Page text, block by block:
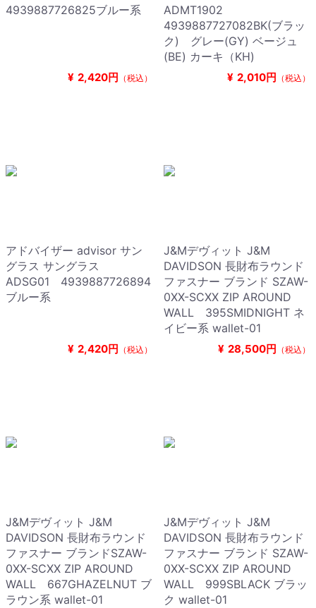
4939887726825ブルー系
¥ 2,420円 （税込）
ADMT1902
4939887727082BK(ブラッ
ク) グレー(GY) ベージュ
(BE) カーキ（KH)
¥ 2,010円 （税込）
アドバイザー advisor サン
グラス サングラス
ADSG01 4939887726894
ブルー系
¥ 2,420円 （税込）
J&Mデヴィット J&M
DAVIDSON 長財布ラウンド
ファスナー ブランド SZAW-
0XX-SCXX ZIP AROUND
WALL 395SMIDNIGHT ネ
イビー系 wallet-01
¥ 28,500円 （税込）
J&Mデヴィット J&M
DAVIDSON 長財布ラウンド
ファスナー ブランドSZAW-
0XX-SCXX ZIP AROUND
WALL 667GHAZELNUT ブ
ラウン系 wallet-01
J&Mデヴィット J&M
DAVIDSON 長財布ラウンド
ファスナー ブランド SZAW-
0XX-SCXX ZIP AROUND
WALL 999SBLACK ブラッ
ク wallet-01